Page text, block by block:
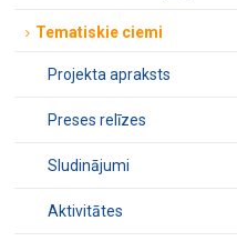
Tematiskie ciemi
Projekta apraksts
Preses relīzes
Sludinājumi
Aktivitātes